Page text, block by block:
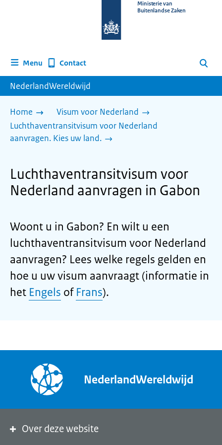
homepage
Ministerie van
Buitenlandse Zaken
Menu Contact Zoeken
NederlandWereldwijd
Home
Visum voor Nederland
Luchthaventransitvisum voor Nederland
aanvragen. Kies uw land.
Luchthaventransitvisum voor
Nederland aanvragen in Gabon
Woont u in Gabon? En wilt u een
luchthaventransitvisum voor Nederland
aanvragen? Lees welke regels gelden en
hoe u uw visum aanvraagt (informatie in
het Engels of Frans).
NederlandWereldwijd
Over deze website